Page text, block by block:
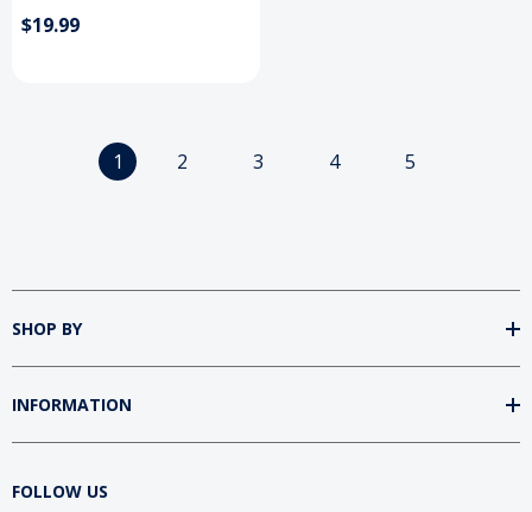
$19.99
1 2 3 4 5
SHOP BY
INFORMATION
FOLLOW US